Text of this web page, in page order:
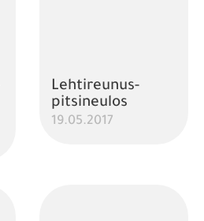
Lehtireunus-
pitsineulos
19.05.2017